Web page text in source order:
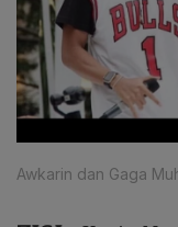
Awkarin dan Gaga